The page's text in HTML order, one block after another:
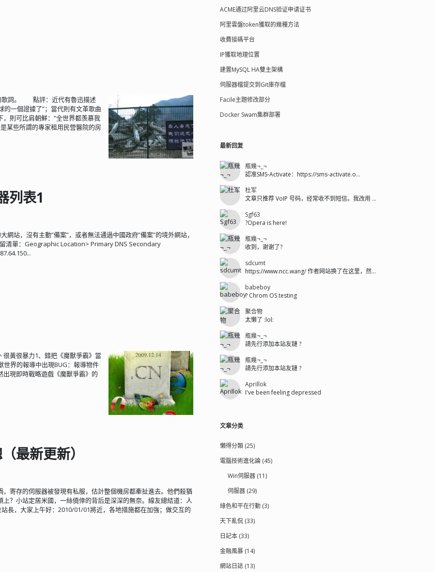
歌詞。 點評：近代有魯迅描述
的一個證據了”；當代則有文革歌曲
則可比肩朝鮮：“全世界都羡慕我
些所謂的專家租用民營醫院的房
列表1
站，沒有主動”備案”，或者無法通過中國政府”備案”的境外網站，
清單：Geographic Location> Primary DNS Secondary
很黃很暴力1、錯把《魔獸爭霸》當
界的報導中出現BUG：報導物件
現即時戰略遊戲《魔獸爭霸》的
最新更新）
寄存的伺服器被發現有私服，估計整個機房都牽扯進去。他們殺猶
？小站定居米國，一絲僥倖的背后是深深的無奈。線友總結道：人
長，大家上午好：2010/01/01將近，各地措施都在加強；做交互的
ACME通过阿里云DNS验证申请证书
阿里雲盤token獲取的幾種方法
收費接碼平台
IP獲取地理位置
建置MySQL HA雙主架構
伺服器檔提交到Git庫存檔
Facile主題修改部分
Docker Swam集群部署
最新回复
瓶幾¬_¬
認准SMS-Activate：https://sms-activate.o...
杜军
文章只推荐 VoIP 号码，经常收不到短信。我改用 sms-activat...
Sgf63
?Opera is here!
瓶幾¬_¬
收到，谢谢了?
sdcumt
https://www.ncc.wang/ 作者网站换了在这里，然后git...
babeboy
? Chrom OS testing
聚合物
太懒了 :lol:
瓶幾¬_¬
請先行添加本站友鏈 ?
瓶幾¬_¬
請先行添加本站友鏈 ?
Aprillok
I've been feeling depressed
文章分类
懶得分類 (25)
電腦技術進化論 (45)
Win伺服器 (11)
伺服器 (29)
綠色和平在行動 (3)
天下亂侃 (33)
日記本 (33)
金融風暴 (14)
網站日誌 (13)